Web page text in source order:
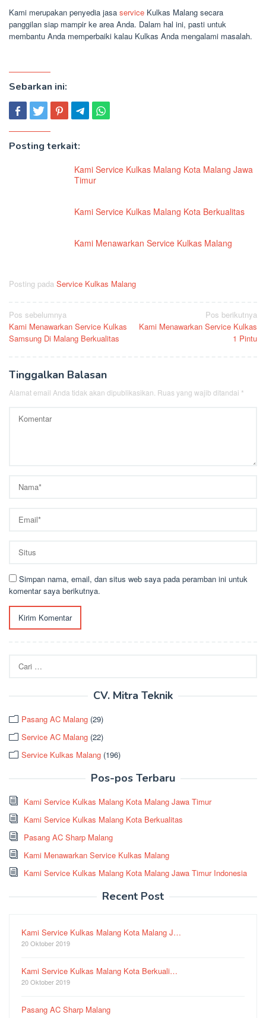
Kami merupakan penyedia jasa service Kulkas Malang secara
panggilan siap mampir ke area Anda. Dalam hal ini, pasti untuk
membantu Anda memperbaiki kalau Kulkas Anda mengalami masalah.
Sebarkan ini:
Posting terkait:
Kami Service Kulkas Malang Kota Malang Jawa
Timur
Kami Service Kulkas Malang Kota Berkualitas
Kami Menawarkan Service Kulkas Malang
Posting pada Service Kulkas Malang
Navigasi
pos
Pos sebelumnya
Kami Menawarkan Service Kulkas
Samsung Di Malang Berkualitas
Pos berikutnya
Kami Menawarkan Service Kulkas
1 Pintu
Tinggalkan Balasan
Alamat email Anda tidak akan dipublikasikan. Ruas yang wajib ditandai *
Simpan nama, email, dan situs web saya pada peramban ini untuk
komentar saya berikutnya.
untuk:
CV. Mitra Teknik
Pasang AC Malang (29)
Service AC Malang (22)
Service Kulkas Malang (196)
Pos-pos Terbaru
Kami Service Kulkas Malang Kota Malang Jawa Timur
Kami Service Kulkas Malang Kota Berkualitas
Pasang AC Sharp Malang
Kami Menawarkan Service Kulkas Malang
Kami Service Kulkas Malang Kota Malang Jawa Timur Indonesia
Recent Post
Kami Service Kulkas Malang Kota Malang J…
20 Oktober 2019
Kami Service Kulkas Malang Kota Berkuali…
20 Oktober 2019
Pasang AC Sharp Malang